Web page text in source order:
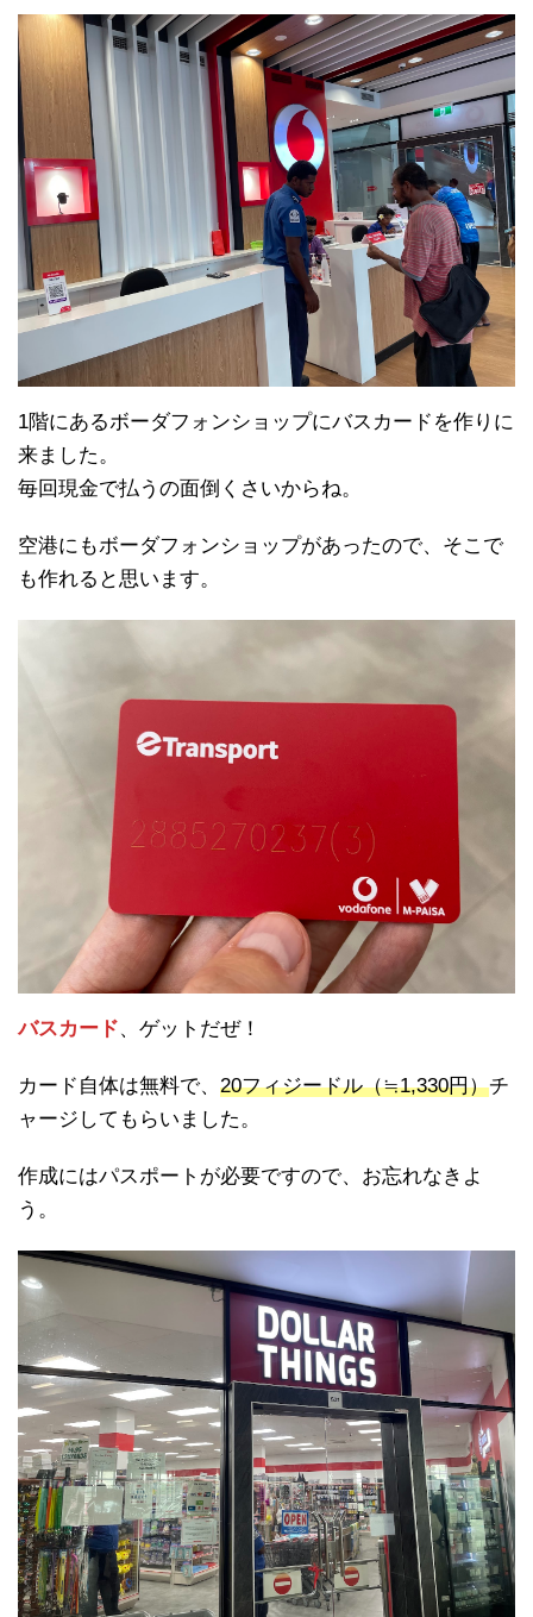
1階にあるボーダフォンショップにバスカードを作りに
来ました。
毎回現金で払うの面倒くさいからね。
空港にもボーダフォンショップがあったので、そこで
も作れると思います。
バスカード、ゲットだぜ！
カード自体は無料で、 20フィジードル（≒1,330円）チ
ャージしてもらいました。
作成にはパスポートが必要ですので、お忘れなきよ
う。